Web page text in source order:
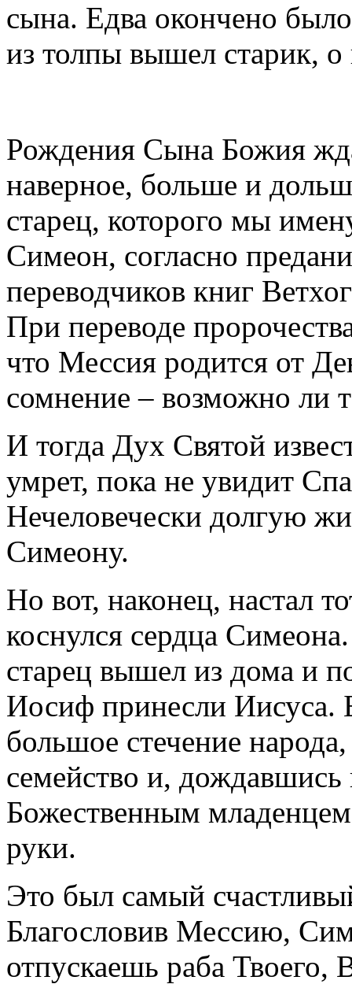
сына. Едва окончено
из толпы вышел старик, о
Рождения Сына Божия
наверное, больше и
старец, которого мы
Симеон, согласно
переводчиков книг
При переводе
что Мессия родится от
сомнение – возможно ли
И тогда Дух Святой
умрет, пока не увидит
Нечеловечески долгую
Симеону.
Но вот, наконец, настал
коснулся сердца
старец вышел из дома и
Иосиф принесли Иисуса.
большое стечение
семейство и, дождавшись
Божественным
руки.
Это был самый
Благословив Мессию,
отпускаешь раба Твоего,